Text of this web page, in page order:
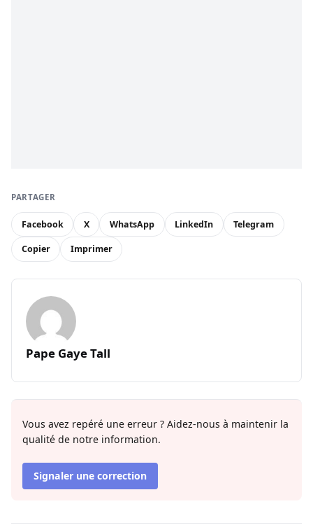
PARTAGER
Facebook X WhatsApp LinkedIn Telegram
Copier Imprimer
Pape Gaye Tall
Vous avez repéré une erreur ? Aidez-nous à maintenir la
qualité de notre information.
Signaler une correction